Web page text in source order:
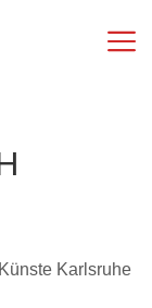
Karlsruhe